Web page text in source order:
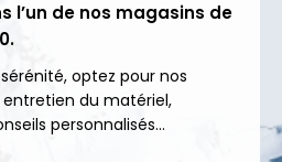
au
l’un de nos magasins de
optez pour nos
du matériel,
personnalisés...